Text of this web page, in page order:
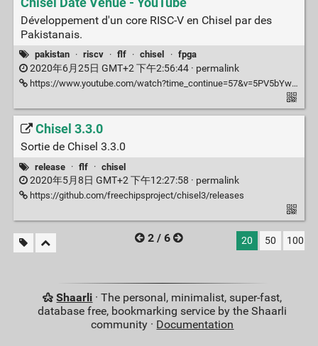
Développement d'un core RISC-V en Chisel par des
Pakistanais.
pakistan · riscv · flf · chisel · fpga
2020年6月25日 GMT+2 下午2:56:44 · permalink
https://www.youtube.com/watch?time_continue=57&v=5PV5bYw8-Os&feature=emb_logo
Chisel 3.3.0
Sortie de Chisel 3.3.0
release · flf · chisel
2020年5月8日 GMT+2 下午12:27:58 · permalink
https://github.com/freechipsproject/chisel3/releases
2 / 6 20 50 100
Shaarli · The personal, minimalist, super-fast,
database free, bookmarking service by the Shaarli
community · Documentation